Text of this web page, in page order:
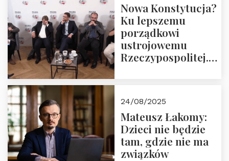
Nowa Konstytucja?
Ku lepszemu
porządkowi
ustrojowemu
Rzeczypospolitej.
24/08/2025
Mateusz Łakomy:
Dzieci nie będzie
tam, gdzie nie ma
związków